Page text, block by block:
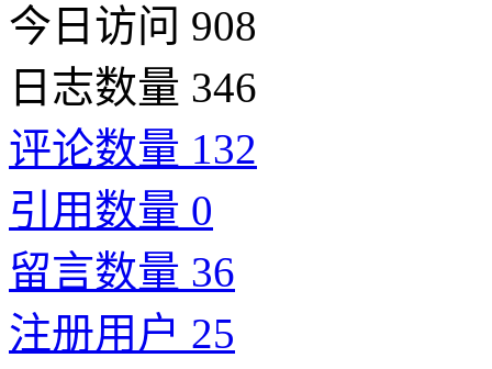
今日访问 908
日志数量 346
评论数量 132
引用数量 0
留言数量 36
注册用户 25